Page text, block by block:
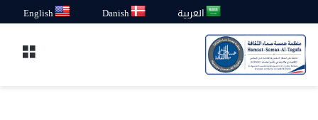
العربية Danish
English